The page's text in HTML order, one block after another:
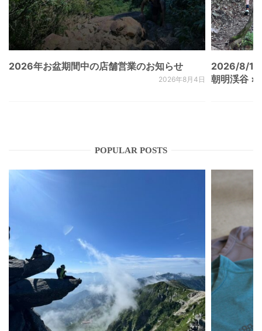
2026年お盆期間中の店舗営業のお知らせ
2026年8月4日
2026/8/
朝明渓谷 ×
POPULAR POSTS